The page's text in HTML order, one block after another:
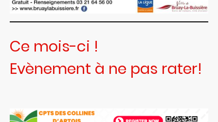
Ce mois-ci !
Evènement à ne pas rater!